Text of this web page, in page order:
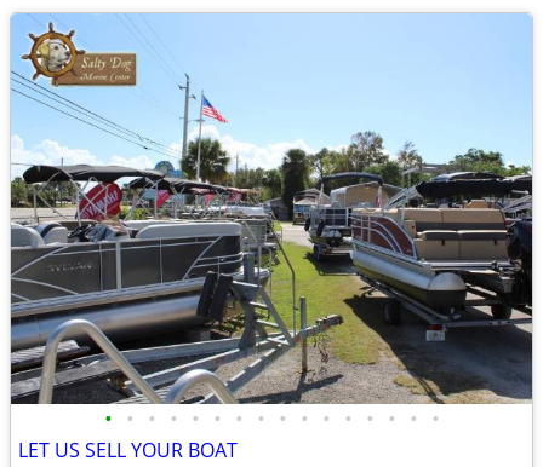
• • • • • • • • • • • • • • • •
LET US SELL YOUR BOAT